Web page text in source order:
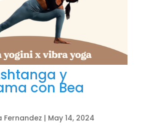
y
con Bea
Fernandez | May 14, 2024